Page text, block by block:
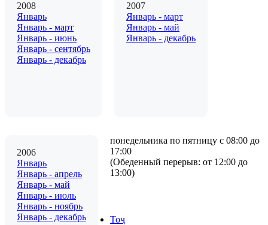
2008
Январь
Январь - март
Январь - июнь
Январь - сентябрь
Январь - декабрь
2007
Январь - март
Январь - май
Январь - декабрь
2006
Январь
Январь - апрель
Январь - май
Январь - июль
Январь - ноябрь
Январь - декабрь
понедельника по пятницу с 08:00 до
17:00
(Обеденный перерыв: от 12:00 до
13:00)
Тоҷ